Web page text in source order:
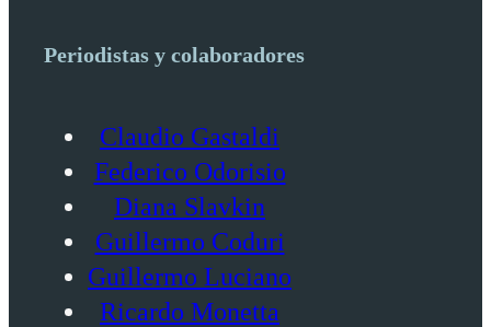
Periodistas y colaboradores
Claudio Gastaldi
Federico Odorisio
Diana Slavkin
Guillermo Coduri
Guillermo Luciano
Ricardo Monetta